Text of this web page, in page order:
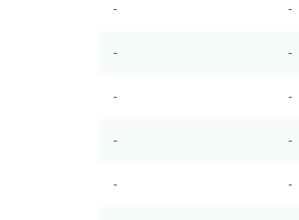
- -
- -
- -
- -
- -